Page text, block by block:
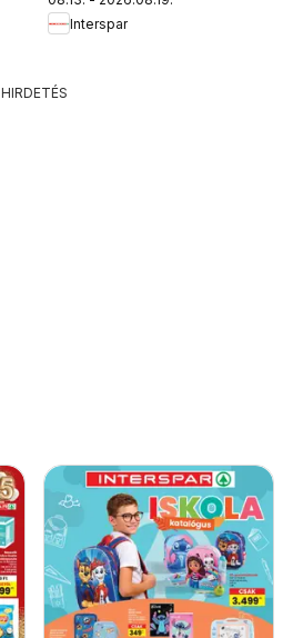
Interspar
HIRDETÉS